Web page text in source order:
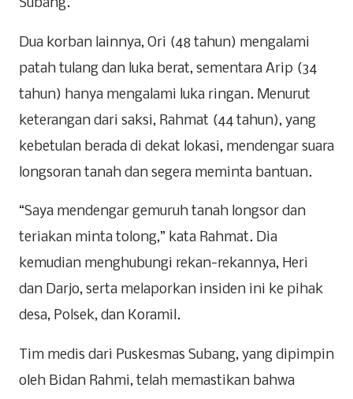
Subang.
Dua korban lainnya, Ori (48 tahun) mengalami
patah tulang dan luka berat, sementara Arip (34
tahun) hanya mengalami luka ringan. Menurut
keterangan dari saksi, Rahmat (44 tahun), yang
kebetulan berada di dekat lokasi, mendengar suara
longsoran tanah dan segera meminta bantuan.
“Saya mendengar gemuruh tanah longsor dan
teriakan minta tolong,” kata Rahmat. Dia
kemudian menghubungi rekan-rekannya, Heri
dan Darjo, serta melaporkan insiden ini ke pihak
desa, Polsek, dan Koramil.
Tim medis dari Puskesmas Subang, yang dipimpin
oleh Bidan Rahmi, telah memastikan bahwa